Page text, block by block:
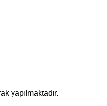
yapılmaktadır.